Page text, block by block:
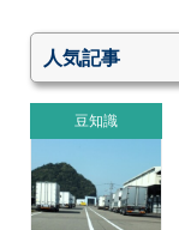
人気記事
豆知識